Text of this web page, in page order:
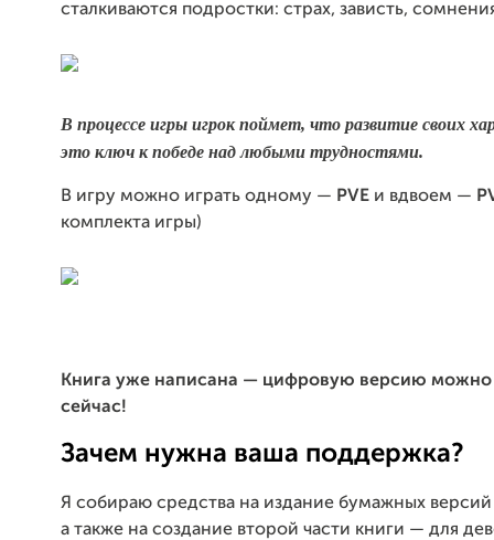
сталкиваются подростки: страх, зависть,
В процессе игры игрок поймет, что развитие своих
это ключ к победе над любыми трудностями.
В игру можно играть одному — PVE и вдвоем —
комплекта игры)
Книга уже написана — цифровую версию можно
сейчас!
Зачем нужна ваша поддержка?
Я собираю средства на издание бумажных
а также на создание второй части книги — для